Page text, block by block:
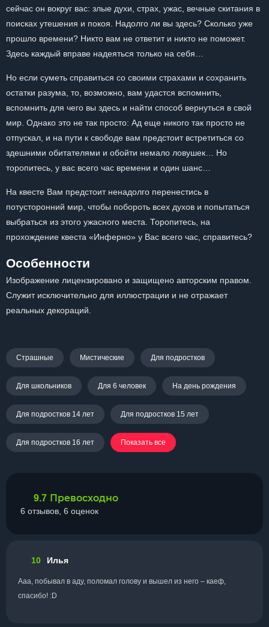
сейчас он вокруг вас: злые духи, страх, ужас, вечные скитания в
поисках утешения и покоя. Надолго ли вы здесь? Сколько уже
прошло времени? Никто вам не ответит и никто не поможет.
Здесь каждый вправе надеяться только на себя…
Но если суметь справиться со своими страхами и сохранить
остатки разума, то, возможно, вам удастся вспомнить,
вспомнить для чего вы здесь и найти способ вернуться в свой
мир. Однако это не так просто: Ад еще никого так просто не
отпускал, и на пути к свободе вам предстоит встретиться со
здешними обитателями и обойти немало ловушек… Но
торопитесь, у вас всего час времени и один шанс…
На квесте Вам предстоит ненадолго перенестись в
потусторонний мир, чтобы побороть всех духов и попытаться
выбраться из этого ужасного места. Торопитесь, на
прохождение квеста «Инферно» у Вас всего час, справитесь?
Особенности
Изображение лицензировано и защищено авторским правом.
Служит исключительно для иллюстрации и не отражает
реальных декораций.
Страшные Мистические Для подростков
Для школьников Для 6 человек На день рождения
Для подростков 14 лет Для подростков 15 лет
Для подростков 16 лет Показать все
9.7 Превосходно
6 отзывов, 6 оценок
10 Илья
Ааа, побывал в аду, поломал голову и вышел из него – каеф,
спасибо! :D